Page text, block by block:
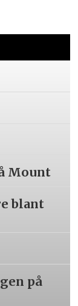
Mount
blant
på